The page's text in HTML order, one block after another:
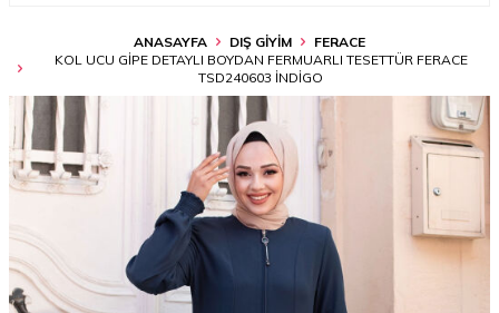
ANASAYFA DIŞ GİYİM
FERACE
KOL UCU GIPE DETAYLI BOYDAN FERMUARLI TESETTÜR FERACE
TSD240603 İNDIGO